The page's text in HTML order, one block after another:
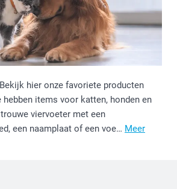
hier onze favoriete producten
hebben items voor katten, honden en
viervoeter met een
een naamplaat of een voe… Meer